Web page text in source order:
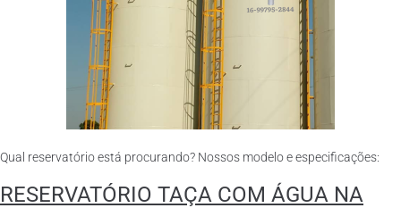
Qual reservatório está procurando? Nossos modelo e especificações:
RESERVATÓRIO TAÇA COM ÁGUA NA